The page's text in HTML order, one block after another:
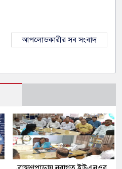
আপলোডকারীর সব সংবাদ